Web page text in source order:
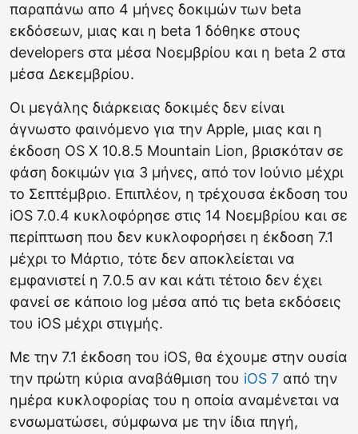
παραπάνω απο 4 μήνες δοκιμών των beta
εκδόσεων, μιας και η beta 1 δόθηκε στους
developers στα μέσα Νοεμβρίου και η beta 2 στα
μέσα Δεκεμβρίου.
Οι μεγάλης διάρκειας δοκιμές δεν είναι
άγνωστο φαινόμενο για την Apple, μιας και η
έκδοση OS X 10.8.5 Mountain Lion, βρισκόταν σε
φάση δοκιμών για 3 μήνες, από τον Ιούνιο μέχρι
το Σεπτέμβριο. Επιπλέον, η τρέχουσα έκδοση του
iOS 7.0.4 κυκλοφόρησε στις 14 Νοεμβρίου και σε
περίπτωση που δεν κυκλοφορήσει η έκδοση 7.1
μέχρι το Μάρτιο, τότε δεν αποκλείεται να
εμφανιστεί η 7.0.5 αν και κάτι τέτοιο δεν έχει
φανεί σε κάποιο log μέσα από τις beta εκδόσεις
του iOS μέχρι στιγμής.
Με την 7.1 έκδοση του iOS, θα έχουμε στην ουσία
την πρώτη κύρια αναβάθμιση του iOS 7 από την
ημέρα κυκλοφορίας του η οποία αναμένεται να
ενσωματώσει, σύμφωνα με την ίδια πηγή,